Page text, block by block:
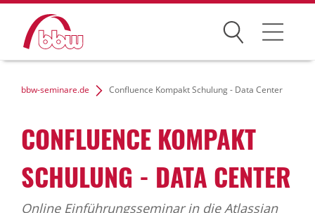
Suchen
Weiterbildung
Förderungen
Projekte
bbw-seminare.de Confluence Kompakt Schulung - Data Center
CONFLUENCE KOMPAKT
SCHULUNG - DATA CENTER
Online Einführungsseminar in die Atlassian